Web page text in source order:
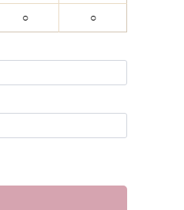
○ ○